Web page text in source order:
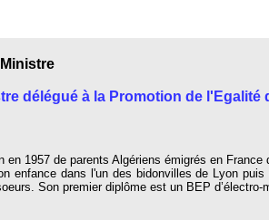
délégué à la Promotion de l'Egalité
en 1957 de parents Algériens émigrés en France
enfance dans l'un des bidonvilles de Lyon
Son premier diplôme est un BEP d’électro-